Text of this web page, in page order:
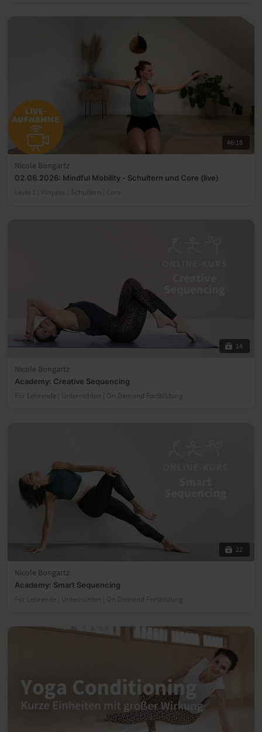
46:18
Nicole Bongartz
02.06.2026: Mindful Mobility - Schultern und Core (live)
Level 1 | Vinyasa | Schultern | Core
14
Nicole Bongartz
Academy: Creative Sequencing
Für Lehrende | Unterrichten | On Demand Fortbildung
22
Nicole Bongartz
Academy: Smart Sequencing
Für Lehrende | Unterrichten | On Demand Fortbildung